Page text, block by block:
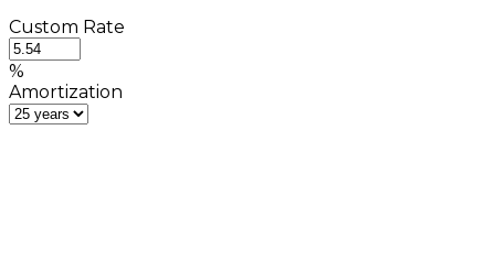
Custom Rate
%
Amortization